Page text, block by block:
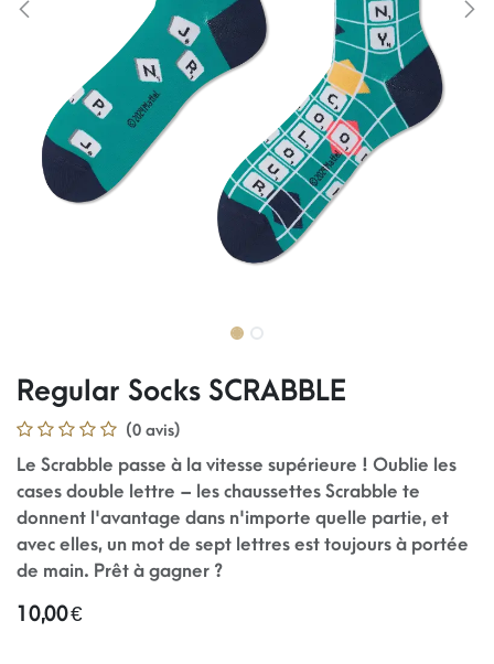
Regular Socks SCRABBLE
(0 avis)
Le Scrabble passe à la vitesse supérieure ! Oublie les
cases double lettre – les chaussettes Scrabble te
donnent l'avantage dans n'importe quelle partie, et
avec elles, un mot de sept lettres est toujours à portée
de main. Prêt à gagner ?
10,00€